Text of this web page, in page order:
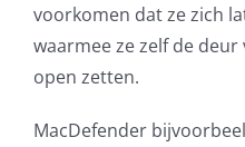
voorkomen dat ze zich
waarmee ze zelf de
open zetten.
MacDefender